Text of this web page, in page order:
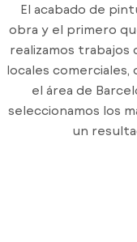
El acabado de
obra y el primero
realizamos trabajos
locales comerciales,
el área de
seleccionamos los
un